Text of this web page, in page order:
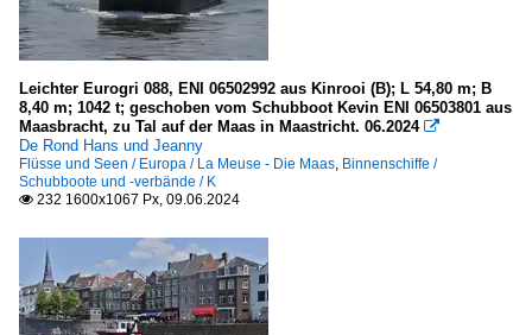
Leichter Eurogri 088, ENI 06502992 aus Kinrooi (B); L 54,80 m; B
8,40 m; 1042 t; geschoben vom Schubboot Kevin ENI 06503801 aus
Maasbracht, zu Tal auf der Maas in Maastricht. 06.2024 
De Rond Hans und Jeanny
Flüsse und Seen / Europa / La Meuse - Die Maas Binnenschiffe /
Schubboote und -verbände / K
 232 1600x1067 Px, 09.06.2024